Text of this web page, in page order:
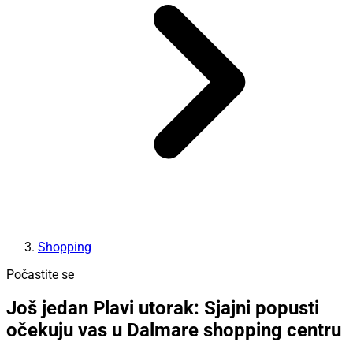
Shopping
Počastite se
Još jedan Plavi utorak: Sjajni popusti
očekuju vas u Dalmare shopping centru